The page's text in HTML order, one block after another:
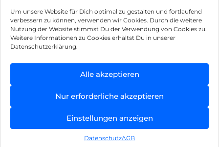
Um unsere Website für Dich optimal zu gestalten und fortlaufend
verbessern zu können, verwenden wir Cookies. Durch die weitere
Nutzung der Website stimmst Du der Verwendung von Cookies zu.
Weitere Informationen zu Cookies erhältst Du in unserer
Datenschutzerklärung.
Alle akzeptieren
Nur erforderliche akzeptieren
Einstellungen anzeigen
DatenschutzAGB
Impressum
Hinweis zur Batterieentsorgung
Newsletter
, Brodos AG – All Rights Reserved.